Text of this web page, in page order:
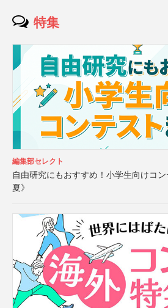
特集
編集部セレクト
自由研究にもおすすめ！小学生向けコ
夏》